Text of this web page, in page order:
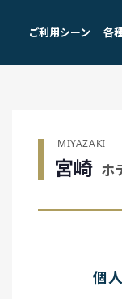
ご利用シーン 各
MIYAZAKI
宮崎 ホ
個